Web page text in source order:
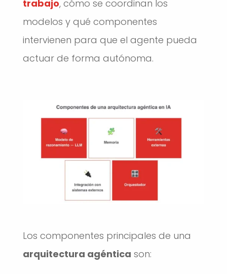
trabajo, cómo se coordinan los
modelos y qué componentes
intervienen para que el agente pueda
actuar de forma autónoma.
Los componentes principales de una
arquitectura agéntica son: